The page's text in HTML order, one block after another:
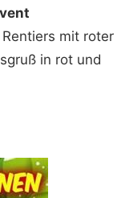
mit roter
in rot und